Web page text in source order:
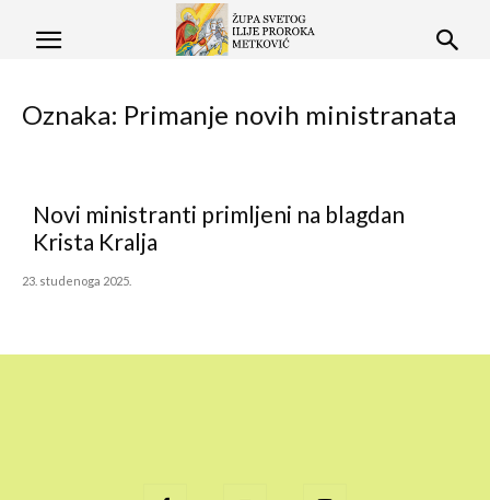
Oznaka: Primanje novih ministranata
Novi ministranti primljeni na blagdan
Krista Kralja
23. studenoga 2025.